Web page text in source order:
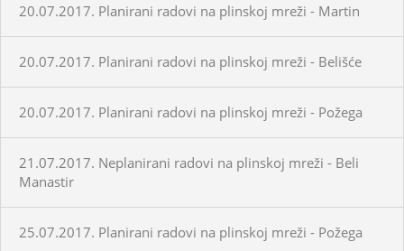
20.07.2017. Planirani radovi na plinskoj mreži - Martin
20.07.2017. Planirani radovi na plinskoj mreži - Belišće
20.07.2017. Planirani radovi na plinskoj mreži - Požega
21.07.2017. Neplanirani radovi na plinskoj mreži - Beli
Manastir
25.07.2017. Planirani radovi na plinskoj mreži - Požega